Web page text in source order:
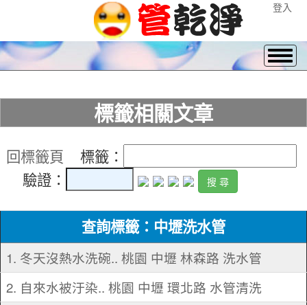
登入
標籤相關文章
回標籤頁 標籤：
驗證：
查詢標籤：中壢洗水管
1. 冬天沒熱水洗碗.. 桃園 中壢 林森路 洗水管
2. 自來水被汙染.. 桃園 中壢 環北路 水管清洗